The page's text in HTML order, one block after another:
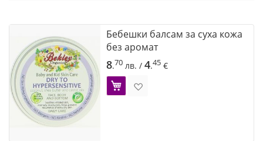
Бебешки балсам за суха кожа
без аромат
8.70 лв. / 4.45 €